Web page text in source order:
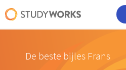
De beste bijles Frans